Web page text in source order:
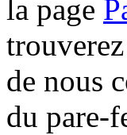
la page
de nous
du pare-